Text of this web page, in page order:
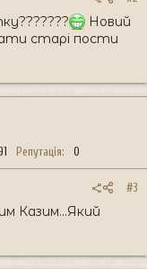
Новий
старі пости
Репутація 0
#3
Казим...Який